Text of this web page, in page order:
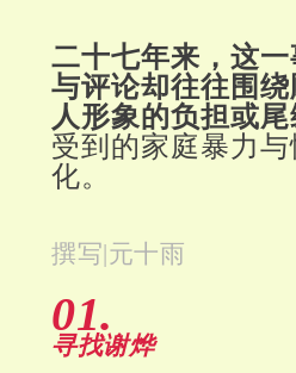
二十七年来，这
与评论却往往围
人形象的负担或尾
受到的家庭暴力
化。
撰写|元十雨
01.
寻找谢烨